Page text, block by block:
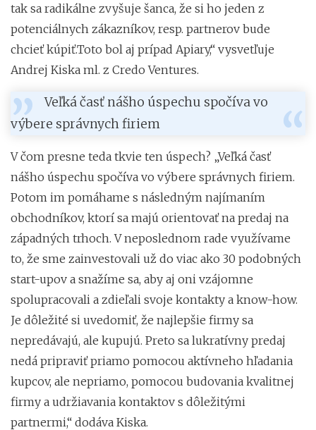
tak sa radikálne zvyšuje šanca, že si ho jeden z
potenciálnych zákazníkov, resp. partnerov bude
chcieť kúpiť.Toto bol aj prípad Apiary,“ vysvetľuje
Andrej Kiska ml. z Credo Ventures.
Veľká časť nášho úspechu spočíva vo
výbere správnych firiem
V čom presne teda tkvie ten úspech? „Veľká časť
nášho úspechu spočíva vo výbere správnych firiem.
Potom im pomáhame s následným najímaním
obchodníkov, ktorí sa majú orientovať na predaj na
západných trhoch. V neposlednom rade využívame
to, že sme zainvestovali už do viac ako 30 podobných
start-upov a snažíme sa, aby aj oni vzájomne
spolupracovali a zdieľali svoje kontakty a know-how.
Je dôležité si uvedomiť, že najlepšie firmy sa
nepredávajú, ale kupujú. Preto sa lukratívny predaj
nedá pripraviť priamo pomocou aktívneho hľadania
kupcov, ale nepriamo, pomocou budovania kvalitnej
firmy a udržiavania kontaktov s dôležitými
partnermi,“ dodáva Kiska.